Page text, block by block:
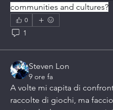
communities and cultures?
0
1
Steven Lon
9 ore fa
A volte mi capita di
raccolte di giochi, ma